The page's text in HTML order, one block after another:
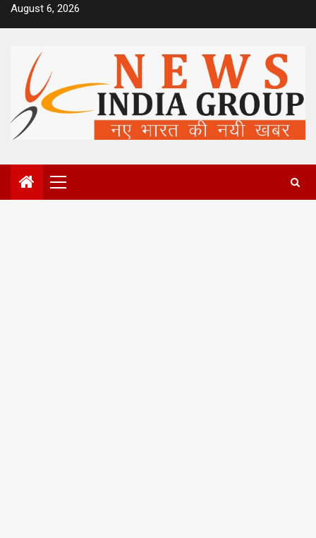
SkipAugust 6, 2026
Primary
Menu